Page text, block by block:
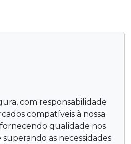
com responsabilidade
compatíveis à nossa
qualidade nos
superando as necessidades